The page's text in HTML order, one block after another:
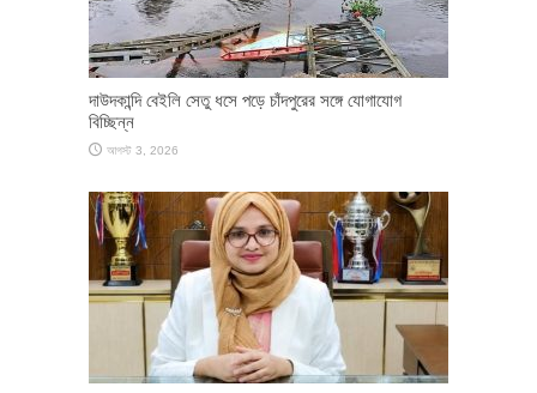
দাউদকান্দি বেইলি সেতু ধসে পড়ে চাঁদপুরের সঙ্গে যোগাযোগ
বিচ্ছিন্ন
আগস্ট 3, 2026